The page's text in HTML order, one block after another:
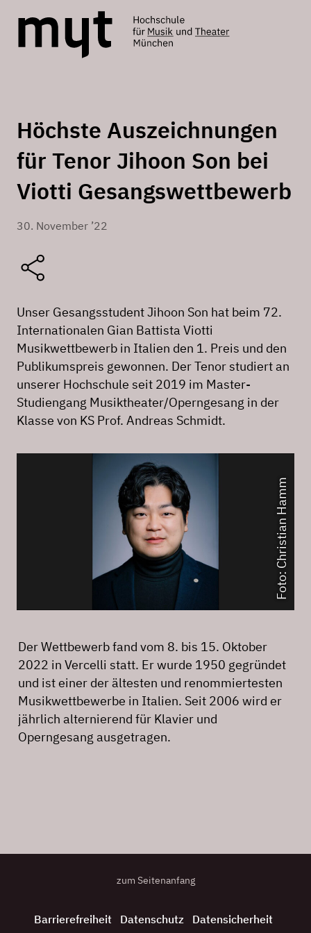
Höchste Auszeichnungen
für Tenor Jihoon Son bei
Viotti Gesangswettbewerb
30. November ’22
Unser Gesangsstudent Jihoon Son hat beim 72.
Internationalen Gian Battista Viotti
Musikwettbewerb in Italien den 1. Preis und den
Publikumspreis gewonnen. Der Tenor studiert an
unserer Hochschule seit 2019 im Master-
Studiengang Musiktheater/Operngesang in der
Klasse von KS Prof. Andreas Schmidt.
Foto: Christian Hamm
Der Wettbewerb fand vom 8. bis 15. Oktober
2022 in Vercelli statt. Er wurde 1950 gegründet
und ist einer der ältesten und renommiertesten
Musikwettbewerbe in Italien. Seit 2006 wird er
jährlich alternierend für Klavier und
Operngesang ausgetragen.
zum Seitenanfang
Barrierefreiheit Datenschutz Datensicherheit